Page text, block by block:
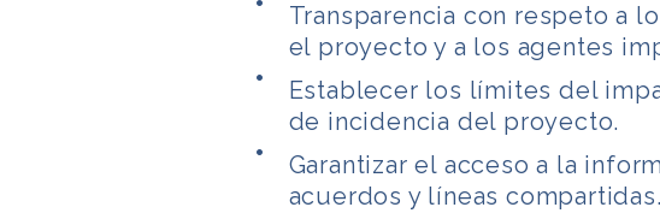
Transparencia con respeto a
el proyecto y a los agentes
Establecer los límites del
de incidencia del proyecto.
Garantizar el acceso a la
acuerdos y líneas compartidas.